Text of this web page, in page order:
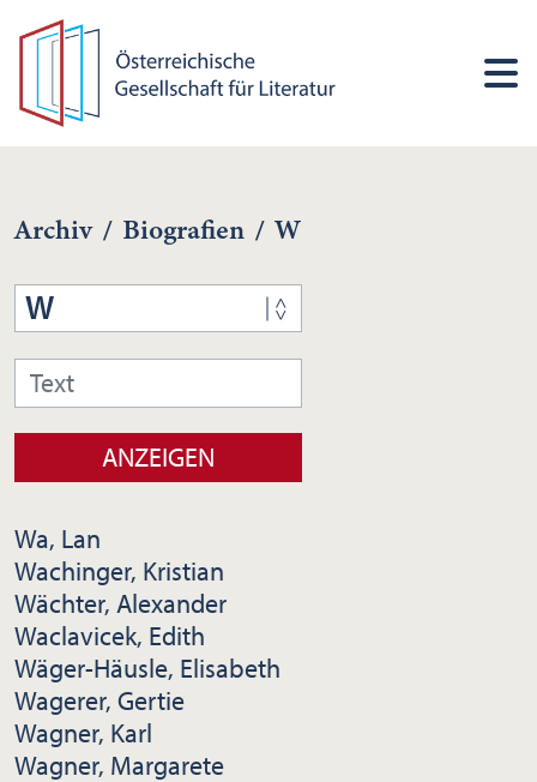
Archiv / Biografien / W
W
Wa, Lan
Wachinger, Kristian
Wächter, Alexander
Waclavicek, Edith
Wäger-Häusle, Elisabeth
Wagerer, Gertie
Wagner, Karl
Wagner, Margarete